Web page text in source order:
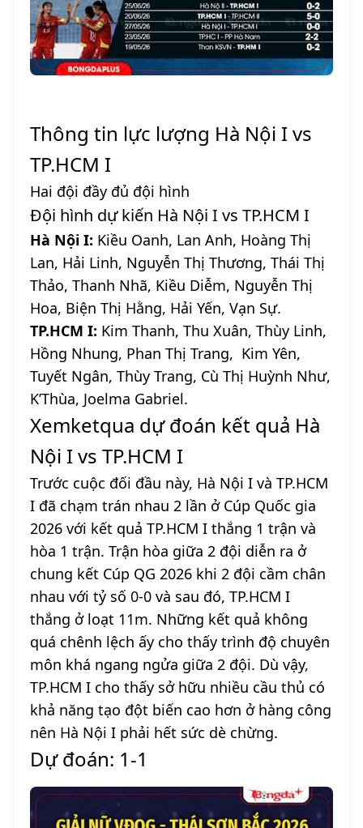
Thông tin lực lượng Hà Nội I vs
TP.HCM I
Hai đội đầy đủ đội hình
Đội hình dự kiến Hà Nội I vs TP.HCM I
Hà Nội I: Kiều Oanh, Lan Anh, Hoàng Thị
Lan, Hải Linh, Nguyễn Thị Thương, Thái Thị
Thảo, Thanh Nhã, Kiều Diễm, Nguyễn Thị
Hoa, Biện Thị Hằng, Hải Yến, Vạn Sự.
TP.HCM I: Kim Thanh, Thu Xuân, Thùy Linh,
Hồng Nhung, Phan Thị Trang, Kim Yên,
Tuyết Ngân, Thùy Trang, Cù Thị Huỳnh Như,
K’Thùa, Joelma Gabriel.
Xemketqua dự đoán kết quả Hà
Nội I vs TP.HCM I
Trước cuộc đối đầu này, Hà Nội I và TP.HCM
I đã chạm trán nhau 2 lần ở Cúp Quốc gia
2026 với kết quả TP.HCM I thắng 1 trận và
hòa 1 trận. Trận hòa giữa 2 đội diễn ra ở
chung kết Cúp QG 2026 khi 2 đội cầm chân
nhau với tỷ số 0-0 và sau đó, TP.HCM I
thắng ở loạt 11m. Những kết quả không
quá chênh lệch ấy cho thấy trình độ chuyên
môn khá ngang ngửa giữa 2 đội. Dù vậy,
TP.HCM I cho thấy sở hữu nhiều cầu thủ có
khả năng tạo đột biến cao hơn ở hàng công
nên Hà Nội I phải hết sức dè chừng.
Dự đoán: 1-1